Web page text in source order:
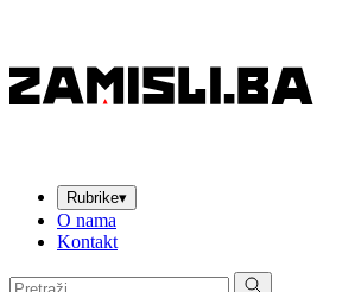
Rubrike▾
O nama
Kontakt
Pretraga: